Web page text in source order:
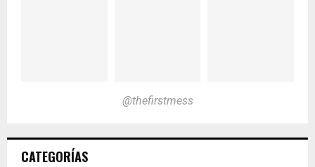
@thefirstmess
CATEGORÍAS